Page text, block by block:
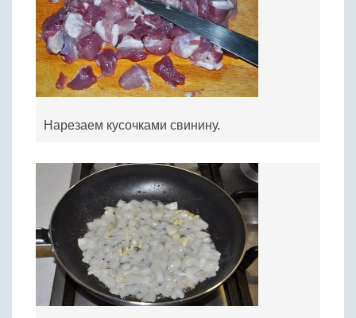
Нарезаем кусочками свинину.